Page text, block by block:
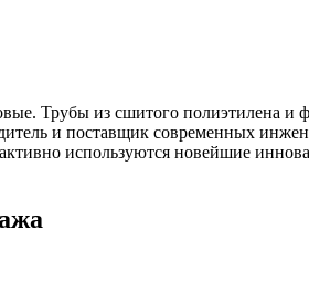
Трубы из сшитого полиэтилена и
и поставщик современных
используются новейшие